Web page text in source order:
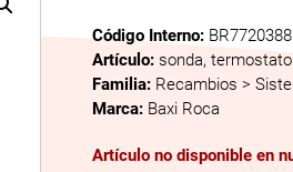
Código Interno: BR7720388
Artículo: sonda,
Familia: Recambios >
Marca: Baxi Roca
Artículo no disponible en